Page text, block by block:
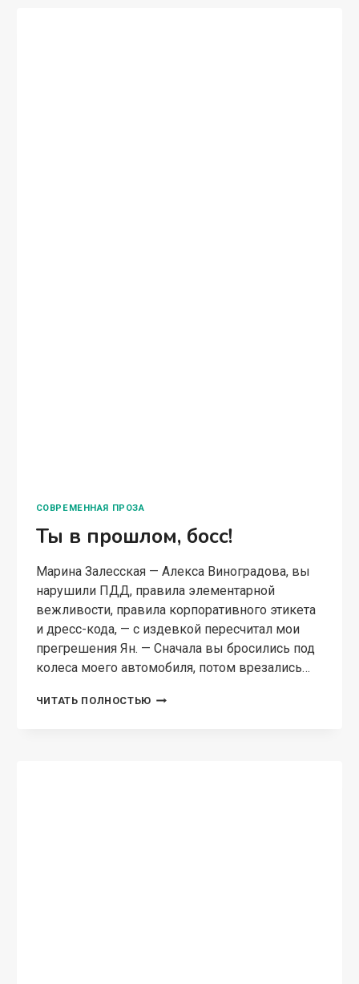
СОВРЕМЕННАЯ ПРОЗА
Ты в прошлом, босс!
Марина Залесская — Алекса Виноградова, вы
нарушили ПДД, правила элементарной
вежливости, правила корпоративного этикета
и дресс-кода, — с издевкой пересчитал мои
прегрешения Ян. — Сначала вы бросились под
колеса моего автомобиля, потом врезались…
ЧИТАТЬ ПОЛНОСТЬЮ ТЫ